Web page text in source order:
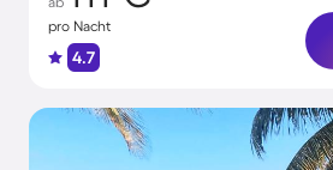
pro Nacht
4.7